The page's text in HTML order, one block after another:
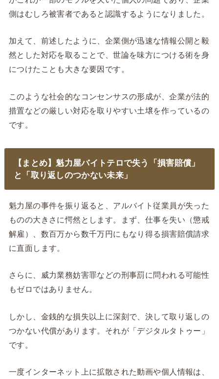
側はむしろ被害者であると認識するようになりました。
加えて、前述したように、企業側が迅速な情報公開と毅
然とした対応を取ることで、世論を味方につける術を身
につけたことも大きな要因です。
このような社会的なコンセンサスの形成が、企業が法的
措置などの厳しい対応を取りやすい土壌を作っているの
です。
【まとめ】魁力屋バイトテロで失う「損害賠償」
と「取り返しのつかない未来」
魁力屋の事件を振り返ると、アルバイト従業員が失った
ものの大きさに愕然とします。まず、仕事を失い（懲戒
解雇）、数百万から数千万円にもなり得る損害賠償請求
に直面します。
さらに、威力業務妨害罪などの刑事罰に問われる可能性
もゼロではありません。
しかし、金銭的な損失以上に深刻で、決して取り返しの
つかない代償があります。それが「デジタルタトゥー」
です。
一度インターネット上に拡散された動画や個人情報は、